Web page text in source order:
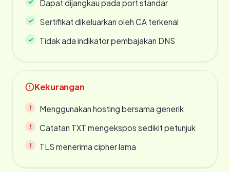
Dapat dijangkau pada port standar
Sertifikat dikeluarkan oleh CA terkenal
Tidak ada indikator pembajakan DNS
Kekurangan
Menggunakan hosting bersama generik
Catatan TXT mengekspos sedikit petunjuk
TLS menerima cipher lama